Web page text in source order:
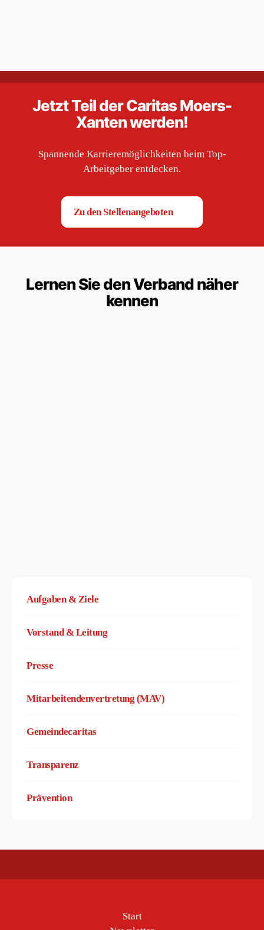
Jetzt Teil der Caritas Moers-
Xanten werden!
Spannende Karrieremöglichkeiten beim Top-
Arbeitgeber entdecken.
Zu den Stellenangeboten
Lernen Sie den Verband näher
kennen
Aufgaben & Ziele
Vorstand & Leitung
Presse
Mitarbeitendenvertretung (MAV)
Gemeindecaritas
Transparenz
Prävention
Start